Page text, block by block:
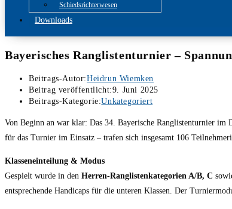
Schiedsrichterwesen
Downloads
Bayerisches Ranglistenturnier –
Beitrags-Autor:Heidrun Wiemken
Beitrag veröffentlicht:9. Juni 2025
Beitrags-Kategorie:Unkategoriert
Von Beginn an war klar: Das 34. Bayerische Ranglistenturnier
für das Turnier im Einsatz – trafen sich insgesamt 106
Klasseneinteilung & Modus
Gespielt wurde in den Herren-Ranglistenkategorien A/B, C
entsprechende Handicaps für die unteren Klassen. Der